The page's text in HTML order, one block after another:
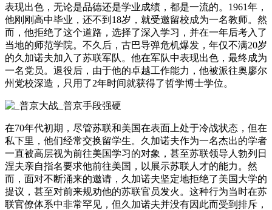
表现出色，无论是品德还是学业成绩，都是一流的。1961年，
他刚刚高中毕业，还不到18岁，就受邀留校成为一名教师。然
而，他拒绝了这个道路，选择了深入学习，并在一年后考入了
当地的师范学院。不久后，古巴导弹危机爆发，年仅不满20岁
的久加诺夫加入了苏联军队。他在军队中表现出色，最终成为
一名党员。退役后，由于他的卓越工作能力，他被派往奥廖尔
州党校深造，只用了2年时间就获得了哲学博士学位。
在70年代初期，尽管苏联和美国在表面上处于冷战状态，但在
私下里，他们经常交换留学生。久加诺夫作为一名杰出的学者
一直被高层视为前往美国学习的对象，甚至苏联领导人勃列日
涅夫亲自指名要求他前往美国，以展示苏联人才的能力。然
而，面对不断涌来的邀请，久加诺夫坚定地拒绝了美国大学的
提议，甚至对前来规劝他的苏联官员发火。这种行为当时在苏
联官僚体系中非常罕见，但久加诺夫并没有因此而受到排斥，